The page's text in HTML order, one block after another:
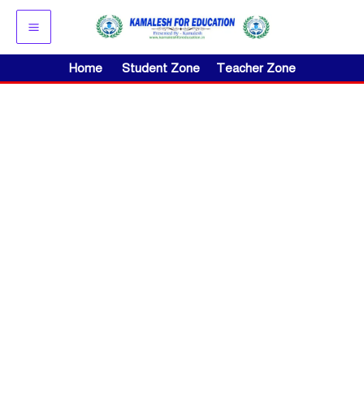
Skip
content
Home Student Zone Teacher Zone